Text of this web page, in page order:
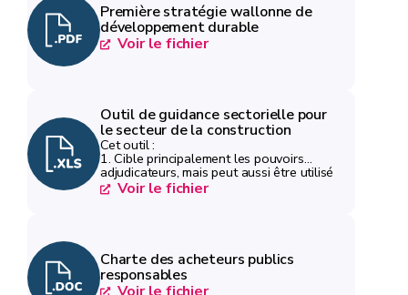
Première stratégie wallonne de
développement durable
Voir le fichier
Outil de guidance sectorielle pour
le secteur de la construction
Cet outil :
1. Cible principalement les pouvoirs
adjudicateurs, mais peut aussi être utilisé
par les porteurs de projets s'ils
souhaitent trouver des bonnes pratiques
aussi être utilisé pour les fonds de
cohésion (cf. onglet "Instructions").
3. Accompagne les utilisateurs de la
Voir le fichier
Charte des acheteurs publics
responsables
Voir le fichier